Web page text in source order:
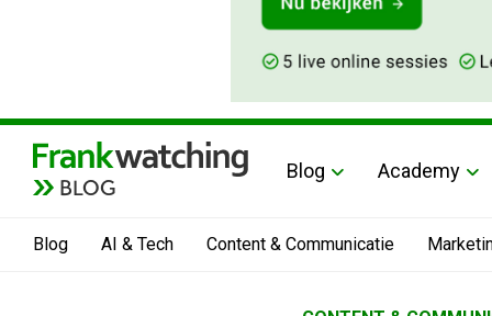
BLOG
Blog Academy
Blog AI & Tech Content & Communicatie